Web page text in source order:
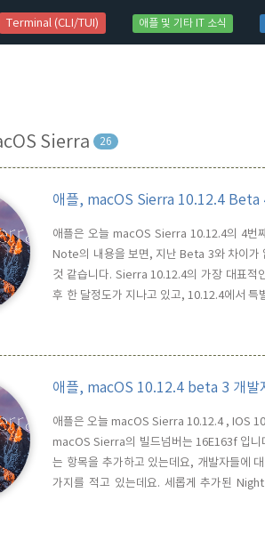
Terminal (CLI/TUI) 애플 및 기타 IT 소식
Sierra 26
애플, macOS Sierra 10.12.4 Beta
애플은 오늘 macOS Sierra 10.12.4의 4번
Note의 내용을 보면, 지난 Beta 3와 차이가
것 같습니다. Sierra 10.12.4의 가장 대표적
후 한 달정도가 지나고 있고, 10.12.4에서 특
같습니다. 애플은 오늘 IOS 10.3 beta 4,
애플, macOS 10.12.4 beta 3 개발
애플은 오늘 macOS Sierra 10.12.4 , IOS
macOS Sierra의 빌드넘버는 16E163f 입
는 항목을 추가하고 있는데요, 개발자들에
가지를 적고 있는데요. 세롭게 추가된
warmer의 끝단까지 자동으로 변경이 되